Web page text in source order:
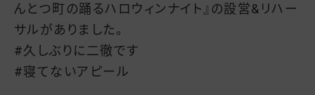
んとつ町の踊るハロウィンナイト』の設営&リハー
サルがありました。
#久しぶりに二徹です
#寝てないアピール